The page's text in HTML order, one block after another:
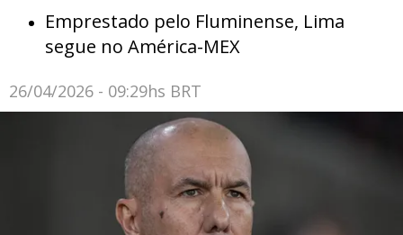
Emprestado pelo Fluminense, Lima
segue no América-MEX
26/04/2026 - 09:29hs BRT